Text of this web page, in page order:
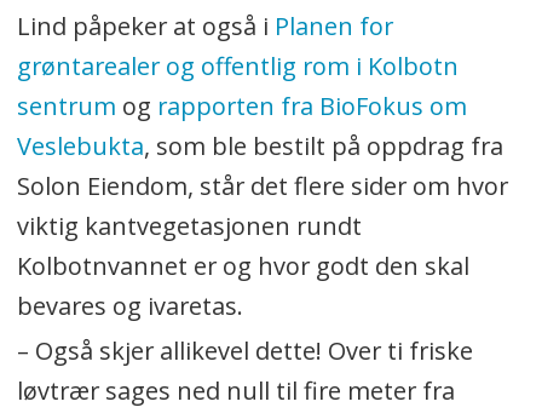
Lind påpeker at også i Planen for
grøntarealer og offentlig rom i Kolbotn
sentrum og rapporten fra BioFokus om
Veslebukta, som ble bestilt på oppdrag fra
Solon Eiendom, står det flere sider om hvor
viktig kantvegetasjonen rundt
Kolbotnvannet er og hvor godt den skal
bevares og ivaretas.
– Også skjer allikevel dette! Over ti friske
løvtrær sages ned null til fire meter fra